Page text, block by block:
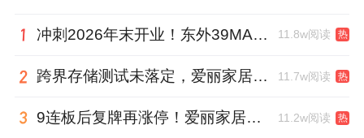
冲刺2026年末开业！东外39MALL全球招商启幕，重构东直门商圈格局 11.8w阅读 热
跨界存储测试未落定，爱丽家居复牌前自揭多重风险 11.7w阅读 热
9连板后复牌再涨停！爱丽家居市盈率318倍，跨界收购案尚未落地 11.2w阅读 热